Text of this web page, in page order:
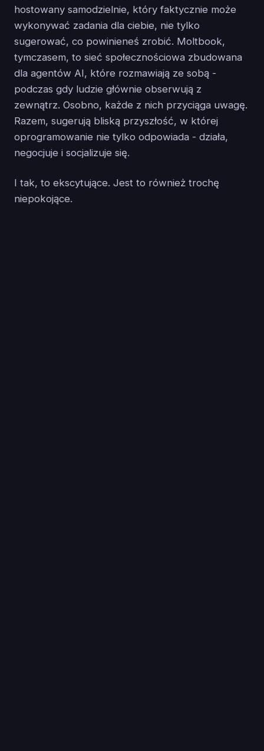
hostowany samodzielnie, który faktycznie może
wykonywać zadania dla ciebie, nie tylko
sugerować, co powinieneś zrobić. Moltbook,
tymczasem, to sieć społecznościowa zbudowana
dla agentów AI, które rozmawiają ze sobą -
podczas gdy ludzie głównie obserwują z
zewnątrz. Osobno, każde z nich przyciąga uwagę.
Razem, sugerują bliską przyszłość, w której
oprogramowanie nie tylko odpowiada - działa,
negocjuje i socjalizuje się.
I tak, to ekscytujące. Jest to również trochę
niepokojące.